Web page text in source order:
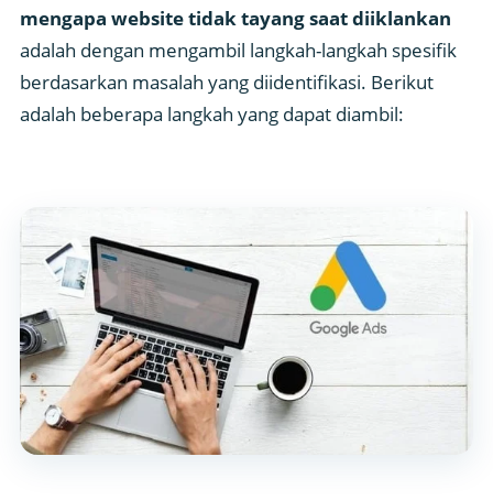
mengapa website tidak tayang saat diiklankan
adalah dengan mengambil langkah-langkah spesifik
berdasarkan masalah yang diidentifikasi. Berikut
adalah beberapa langkah yang dapat diambil: